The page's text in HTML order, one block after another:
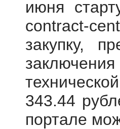
июня
contract-
закупку,
343.44
портале